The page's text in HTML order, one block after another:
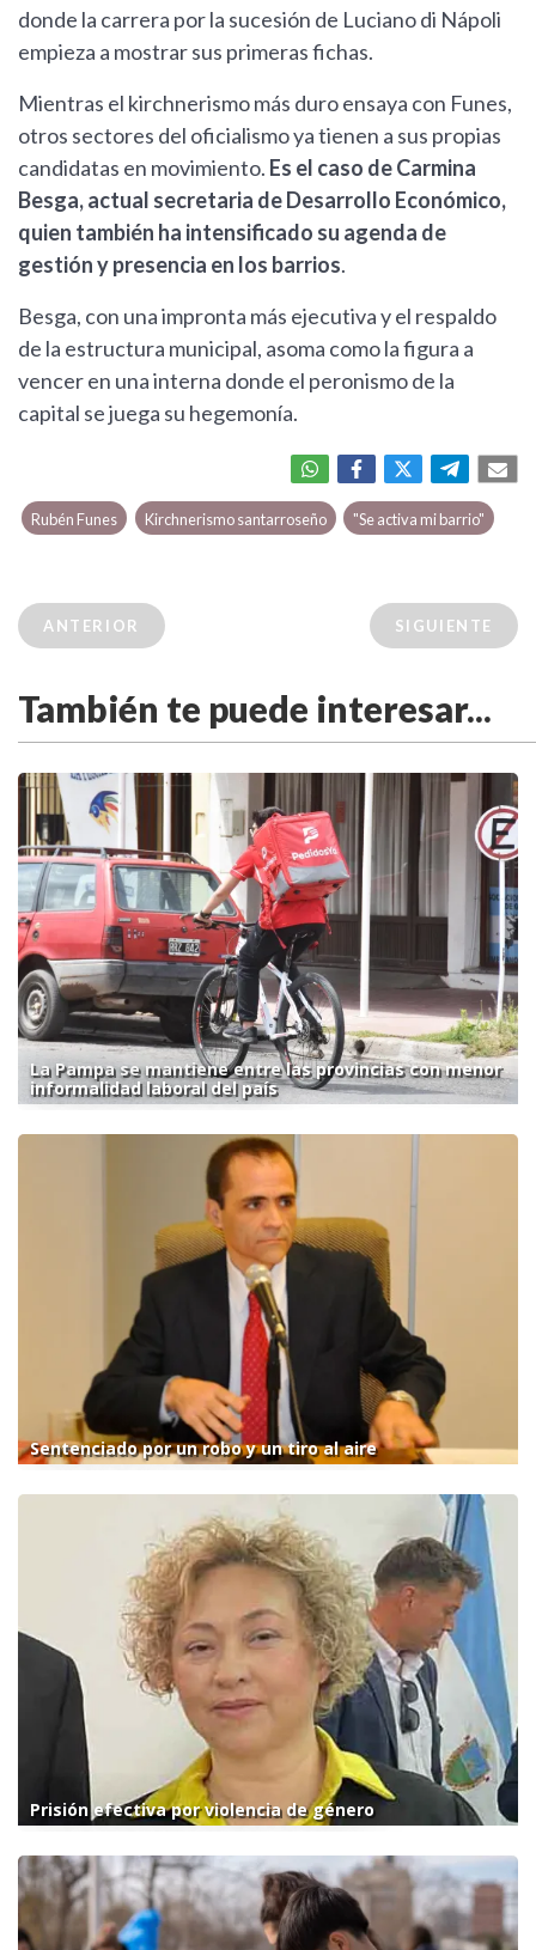
donde la carrera por la sucesión de Luciano di Nápoli
empieza a mostrar sus primeras fichas.
Mientras el kirchnerismo más duro ensaya con Funes,
otros sectores del oficialismo ya tienen a sus propias
candidatas en movimiento. Es el caso de Carmina
Besga, actual secretaria de Desarrollo Económico,
quien también ha intensificado su agenda de
gestión y presencia en los barrios.
Besga, con una impronta más ejecutiva y el respaldo
de la estructura municipal, asoma como la figura a
vencer en una interna donde el peronismo de la
capital se juega su hegemonía.
Rubén Funes Kirchnerismo santarroseño "Se activa mi barrio"
ANTERIOR SIGUIENTE
También te puede interesar...
La Pampa se mantiene entre las provincias con menor
informalidad laboral del país
Sentenciado por un robo y un tiro al aire
Prisión efectiva por violencia de género